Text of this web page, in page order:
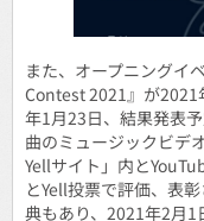
また、オープニングイ
Contest 2021』が2021
年1月23日、結果発表
曲のミュージックビデ
Yellサイト」内と
とYell投票で評価、表
典もあり、2021年2月1